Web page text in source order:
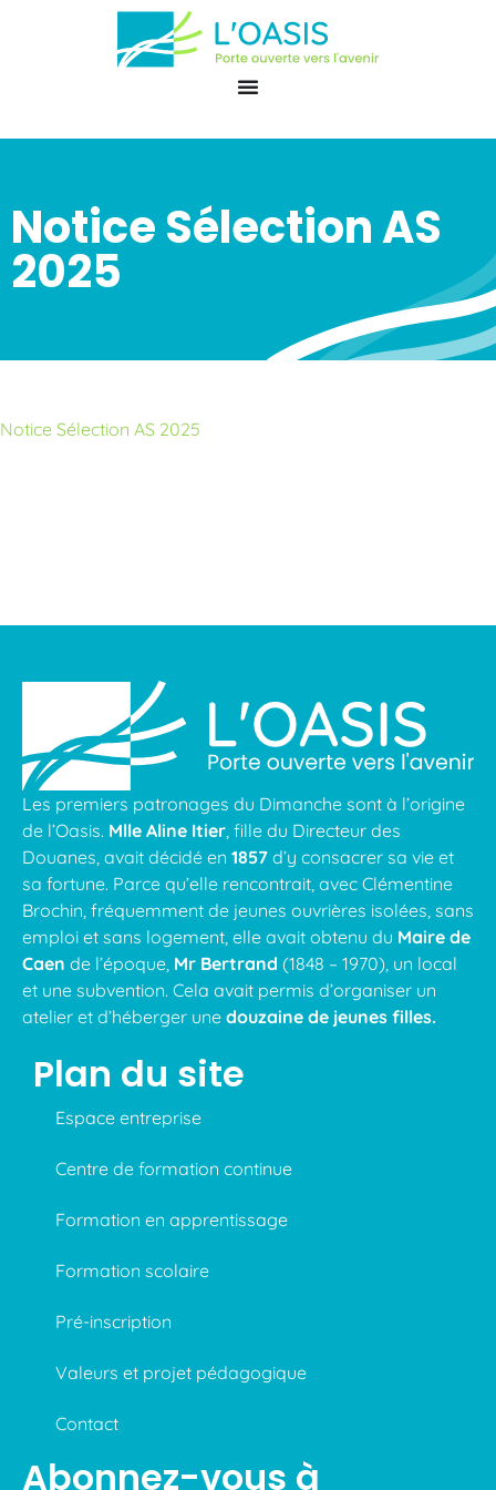
Notice Sélection AS
2025
Notice Sélection AS 2025
Les premiers patronages du Dimanche sont à l’origine
de l’Oasis. Mlle Aline Itier , fille du Directeur des
Douanes, avait décidé en 1857 d’y consacrer sa vie et
sa fortune. Parce qu’elle rencontrait, avec Clémentine
Brochin, fréquemment de jeunes ouvrières isolées, sans
emploi et sans logement, elle avait obtenu du Maire de
Caen de l’époque, Mr Bertrand (1848 – 1970), un local
et une subvention. Cela avait permis d’organiser un
atelier et d’héberger une douzaine de jeunes filles.
Plan du site
Espace entreprise
Centre de formation continue
Formation en apprentissage
Formation scolaire
Pré-inscription
Valeurs et projet pédagogique
Contact
Abonnez-vous à